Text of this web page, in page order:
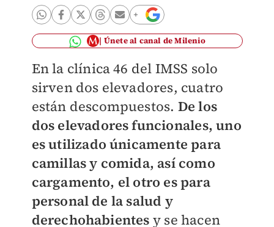
Únete al canal de Milenio
En la clínica 46 del IMSS solo
sirven dos elevadores, cuatro
están descompuestos. De los
dos elevadores funcionales, uno
es utilizado únicamente para
camillas y comida, así como
cargamento, el otro es para
personal de la salud y
derechohabientes y se hacen